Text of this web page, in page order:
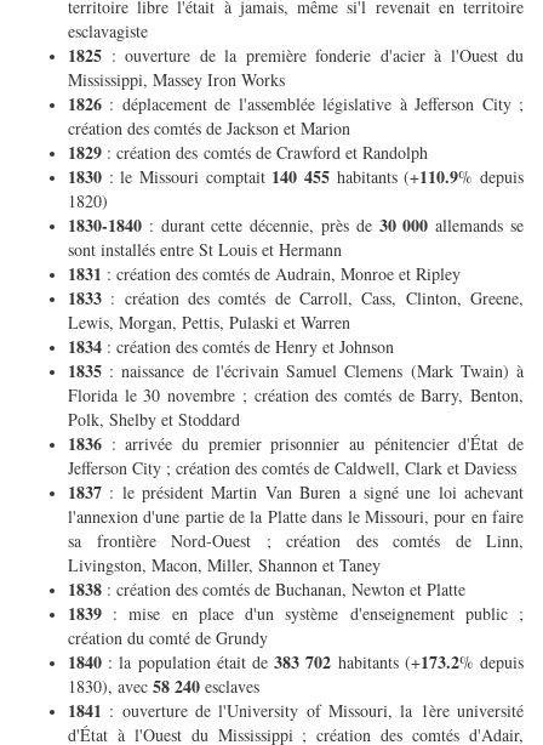
territoire libre l'était à jamais, même si'l revenait en territoire
esclavagiste
1825 : ouverture de la première fonderie d'acier à l'Ouest du
Mississippi, Massey Iron Works
1826 : déplacement de l'assemblée législative à Jefferson City ;
création des comtés de Jackson et Marion
1829 : création des comtés de Crawford et Randolph
1830 : le Missouri comptait 140 455 habitants (+110.9% depuis
1820)
1830-1840 : durant cette décennie, près de 30 000 allemands se
sont installés entre St Louis et Hermann
1831 : création des comtés de Audrain, Monroe et Ripley
1833 : création des comtés de Carroll, Cass, Clinton, Greene,
Lewis, Morgan, Pettis, Pulaski et Warren
1834 : création des comtés de Henry et Johnson
1835 : naissance de l'écrivain Samuel Clemens (Mark Twain) à
Florida le 30 novembre ; création des comtés de Barry, Benton,
Polk, Shelby et Stoddard
1836 : arrivée du premier prisonnier au pénitencier d'État de
Jefferson City ; création des comtés de Caldwell, Clark et Daviess
1837 : le président Martin Van Buren a signé une loi achevant
l'annexion d'une partie de la Platte dans le Missouri, pour en faire
sa frontière Nord-Ouest ; création des comtés de Linn,
Livingston, Macon, Miller, Shannon et Taney
1838 : création des comtés de Buchanan, Newton et Platte
1839 : mise en place d'un système d'enseignement public ;
création du comté de Grundy
1840 : la population était de383 702 habitants (+173.2% depuis
1830), avec 58 240 esclaves
1841 : ouverture de l'University of Missouri, la 1ère université
d'État à l'Ouest du Mississippi ; création des comtés d'Adair,